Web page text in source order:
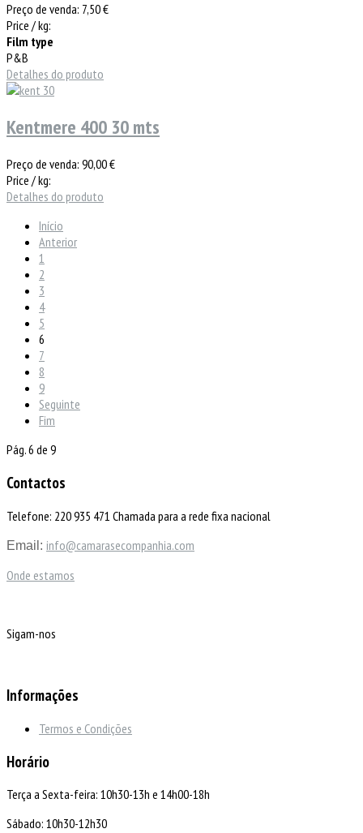
Preço de venda: 7,50 €
Price / kg:
Film type
P&B
Detalhes do produto
Kentmere 400 30 mts
Preço de venda: 90,00 €
Price / kg:
Detalhes do produto
Início
Anterior
1
2
3
4
5
6
7
8
9
Seguinte
Fim
Pág. 6 de 9
Contactos
Telefone: 220 935 471 Chamada para a rede fixa nacional
Email: info@camarasecompanhia.com
Onde estamos
Sigam-nos
Informações
Termos e Condições
Horário
Terça a Sexta-feira: 10h30-13h e 14h00-18h
Sábado: 10h30-12h30